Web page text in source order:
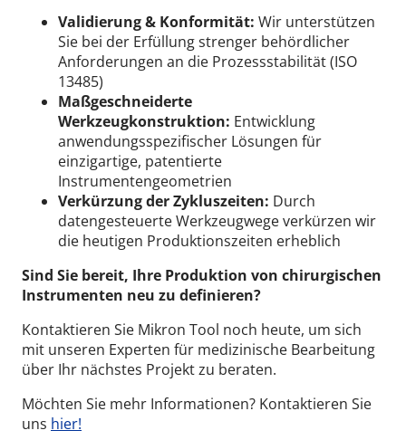
Validierung & Konformität: Wir unterstützen
Sie bei der Erfüllung strenger behördlicher
Anforderungen an die Prozessstabilität (ISO
13485)
Maßgeschneiderte
Werkzeugkonstruktion: Entwicklung
anwendungsspezifischer Lösungen für
einzigartige, patentierte
Instrumentengeometrien
Verkürzung der Zykluszeiten: Durch
datengesteuerte Werkzeugwege verkürzen wir
die heutigen Produktionszeiten erheblich
Sind Sie bereit, Ihre Produktion von chirurgischen
Instrumenten neu zu definieren?
Kontaktieren Sie Mikron Tool noch heute, um sich
mit unseren Experten für medizinische Bearbeitung
über Ihr nächstes Projekt zu beraten.
Möchten Sie mehr Informationen? Kontaktieren Sie
uns hier!